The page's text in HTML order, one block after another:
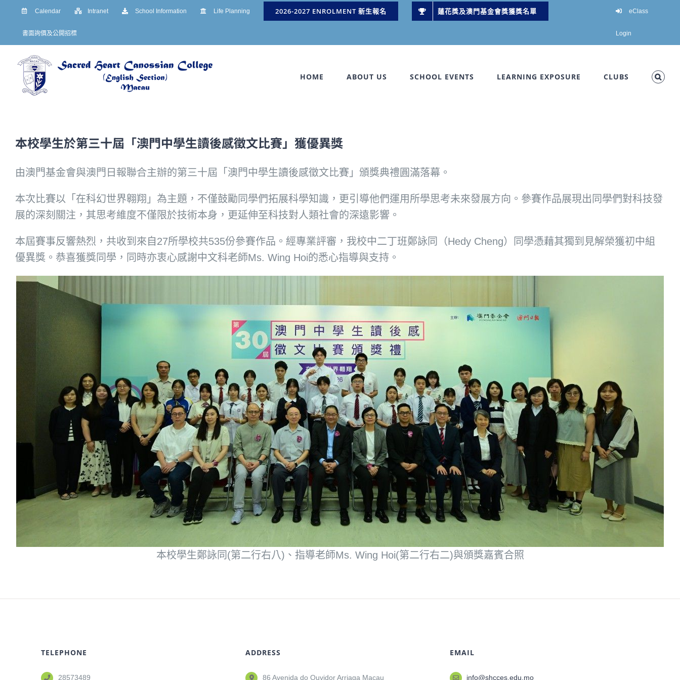
Calendar Intranet School Information Life Planning 2026-2027 ENROLMENT 新生報名 蓮花獎及澳門基金會獎獲獎名單
書面詢價及公開招標
eClass
Login
HOME ABOUT US SCHOOL EVENTS LEARNING EXPOSURE CLUBS
本校學生於第三十屆「澳門中學生讀後感徵文比賽」獲優異獎
由澳門基金會與澳門日報聯合主辦的第三十屆「澳門中學生讀後感徵文比賽」頒獎典禮圓滿落幕。
本次比賽以「在科幻世界翱翔」為主題，不僅鼓勵同學們拓展科學知識，更引導他們運用所學思考未來發展方向。參賽作品展現出同學們對科技發
展的深刻關注，其思考維度不僅限於技術本身，更延伸至科技對人類社會的深遠影響。
本屆賽事反響熱烈，共收到來自27所學校共535份參賽作品。經專業評審，我校中二丁班鄭詠同（Hedy Cheng）同學憑藉其獨到見解榮獲初中組
優異獎。恭喜獲獎同學，同時亦衷心感謝中文科老師Ms. Wing Hoi的悉心指導與支持。
本校學生鄭詠同(第二行右八)、指導老師Ms. Wing Hoi(第二行右二)與頒獎嘉賓合照
TELEPHONE
28573489
ADDRESS
86 Avenida do Ouvidor Arriaga Macau
EMAIL
info@shcces.edu.mo